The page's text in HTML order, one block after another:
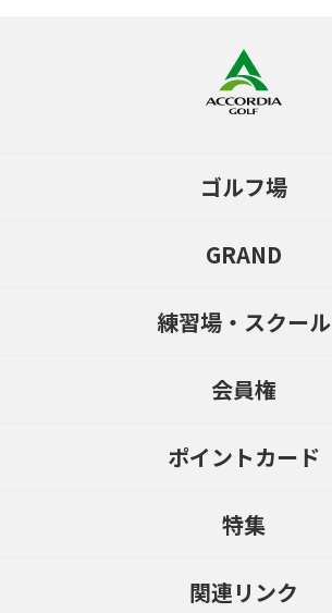
ゴルフ場
GRAND
練習場・スクール
会員権
ポイントカード
特集
関連リンク